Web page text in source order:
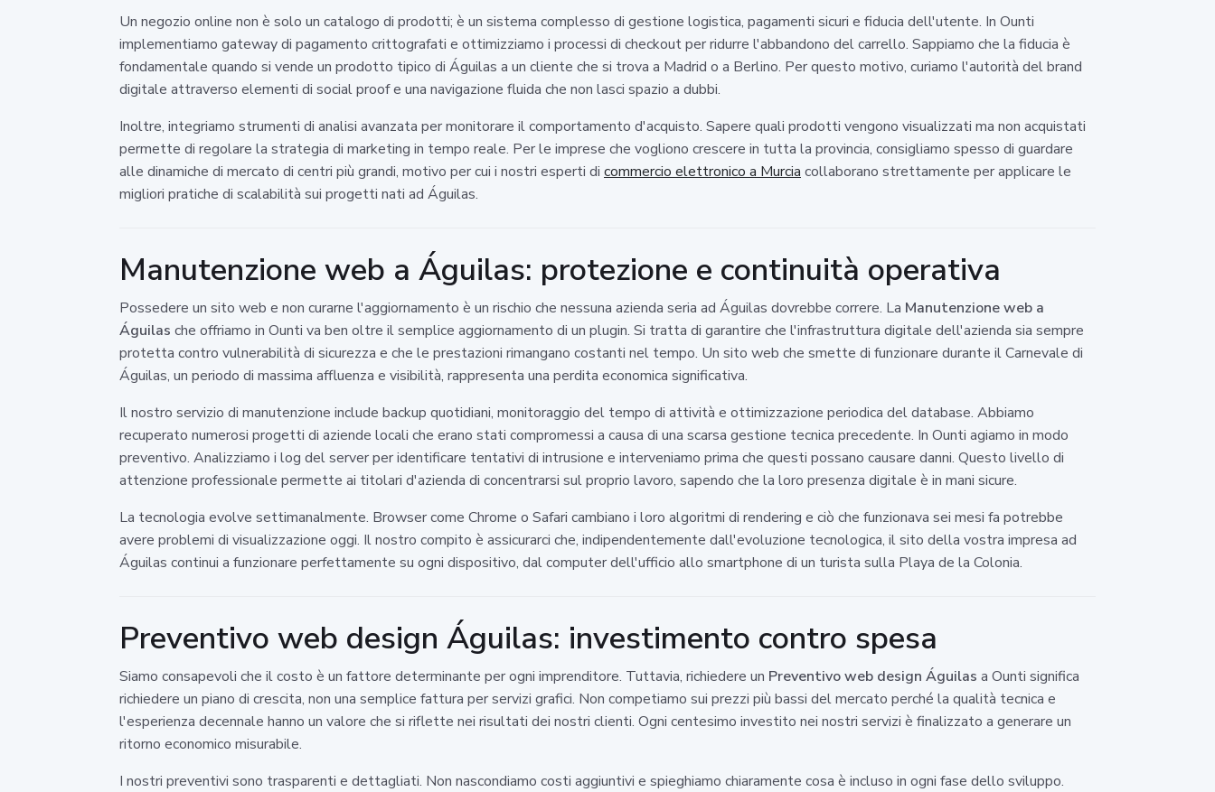
Un negozio online non è solo un catalogo di prodotti; è un sistema complesso di gestione logistica, pagamenti sicuri e fiducia dell'utente. In Ounti
implementiamo gateway di pagamento crittografati e ottimizziamo i processi di checkout per ridurre l'abbandono del carrello. Sappiamo che la fiducia è
fondamentale quando si vende un prodotto tipico di Águilas a un cliente che si trova a Madrid o a Berlino. Per questo motivo, curiamo l'autorità del brand
digitale attraverso elementi di social proof e una navigazione fluida che non lasci spazio a dubbi.
Inoltre, integriamo strumenti di analisi avanzata per monitorare il comportamento d'acquisto. Sapere quali prodotti vengono visualizzati ma non acquistati
permette di regolare la strategia di marketing in tempo reale. Per le imprese che vogliono crescere in tutta la provincia, consigliamo spesso di guardare
alle dinamiche di mercato di centri più grandi, motivo per cui i nostri esperti di commercio elettronico a Murcia collaborano strettamente per applicare le
migliori pratiche di scalabilità sui progetti nati ad Águilas.
Manutenzione web a Águilas: protezione e continuità operativa
Possedere un sito web e non curarne l'aggiornamento è un rischio che nessuna azienda seria ad Águilas dovrebbe correre. La Manutenzione web a
Águilas che offriamo in Ounti va ben oltre il semplice aggiornamento di un plugin. Si tratta di garantire che l'infrastruttura digitale dell'azienda sia sempre
protetta contro vulnerabilità di sicurezza e che le prestazioni rimangano costanti nel tempo. Un sito web che smette di funzionare durante il Carnevale di
Águilas, un periodo di massima affluenza e visibilità, rappresenta una perdita economica significativa.
Il nostro servizio di manutenzione include backup quotidiani, monitoraggio del tempo di attività e ottimizzazione periodica del database. Abbiamo
recuperato numerosi progetti di aziende locali che erano stati compromessi a causa di una scarsa gestione tecnica precedente. In Ounti agiamo in modo
preventivo. Analizziamo i log del server per identificare tentativi di intrusione e interveniamo prima che questi possano causare danni. Questo livello di
attenzione professionale permette ai titolari d'azienda di concentrarsi sul proprio lavoro, sapendo che la loro presenza digitale è in mani sicure.
La tecnologia evolve settimanalmente. Browser come Chrome o Safari cambiano i loro algoritmi di rendering e ciò che funzionava sei mesi fa potrebbe
avere problemi di visualizzazione oggi. Il nostro compito è assicurarci che, indipendentemente dall'evoluzione tecnologica, il sito della vostra impresa ad
Águilas continui a funzionare perfettamente su ogni dispositivo, dal computer dell'ufficio allo smartphone di un turista sulla Playa de la Colonia.
Preventivo web design Águilas: investimento contro spesa
Siamo consapevoli che il costo è un fattore determinante per ogni imprenditore. Tuttavia, richiedere un Preventivo web design Águilas a Ounti significa
richiedere un piano di crescita, non una semplice fattura per servizi grafici. Non competiamo sui prezzi più bassi del mercato perché la qualità tecnica e
l'esperienza decennale hanno un valore che si riflette nei risultati dei nostri clienti. Ogni centesimo investito nei nostri servizi è finalizzato a generare un
ritorno economico misurabile.
I nostri preventivi sono trasparenti e dettagliati. Non nascondiamo costi aggiuntivi e spieghiamo chiaramente cosa è incluso in ogni fase dello sviluppo.